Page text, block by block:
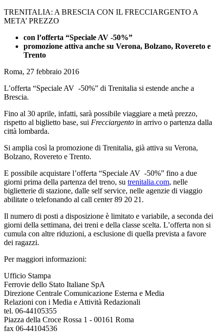
TRENITALIA: A BRESCIA CON IL FRECCIARGENTO A
META’ PREZZO
con l’offerta “Speciale AV -50%”
promozione attiva anche su Verona, Bolzano, Rovereto e
Trento
Roma, 27 febbraio 2016
L’offerta “Speciale AV -50%” di Trenitalia si estende anche a
Brescia.
Fino al 30 aprile, infatti, sarà possibile viaggiare a metà prezzo,
rispetto al biglietto base, sui Frecciargento in arrivo o partenza dalla
città lombarda.
Si amplia così la promozione di Trenitalia, già attiva su Verona,
Bolzano, Rovereto e Trento.
E possibile acquistare l’offerta “Speciale AV -50%” fino a due
giorni prima della partenza del treno, su trenitalia.com, nelle
biglietterie di stazione, dalle self service, nelle agenzie di viaggio
abilitate o telefonando al call center 89 20 21.
Il numero di posti a disposizione è limitato e variabile, a seconda dei
giorni della settimana, dei treni e della classe scelta. L’offerta non si
cumula con altre riduzioni, a esclusione di quella prevista a favore
dei ragazzi.
Per maggiori informazioni:
Ufficio Stampa
Ferrovie dello Stato Italiane SpA
Direzione Centrale Comunicazione Esterna e Media
Relazioni con i Media e Attività Redazionali
tel. 06-44105355
Piazza della Croce Rossa 1 - 00161 Roma
fax 06-44104536